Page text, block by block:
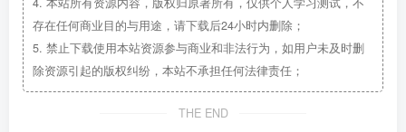
存在任何商业目的与用途，请下载后24小时内删除；
5. 禁止下载使用本站资源参与商业和非法行为，如用户未及时删
除资源引起的版权纠纷，本站不承担任何法律责任；
THE END